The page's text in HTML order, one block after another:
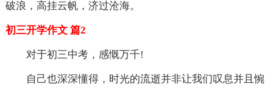
破浪，高挂云帆，济过沧海。
初三开学作文 篇2
对于初三中考，感慨万千!
自己也深深懂得，时光的流逝并非让我们叹息并且惋